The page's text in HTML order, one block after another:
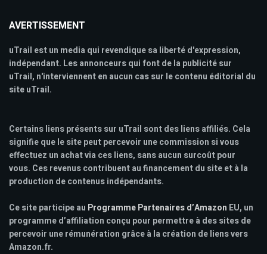
AVERTISSEMENT
uTrail est un media qui revendique sa liberté d'expression,
indépendant. Les annonceurs qui font de la publicité sur
uTrail, n'interviennent en aucun cas sur le contenu éditorial du
site uTrail.
Certains liens présents sur uTrail sont des liens affiliés. Cela
signifie que le site peut percevoir une commission si vous
effectuez un achat via ces liens, sans aucun surcoût pour
vous. Ces revenus contribuent au financement du site et à la
production de contenus indépendants.
Ce site participe au Programme Partenaires d’Amazon EU, un
programme d’affiliation conçu pour permettre à des sites de
percevoir une rémunération grâce à la création de liens vers
Amazon.fr.